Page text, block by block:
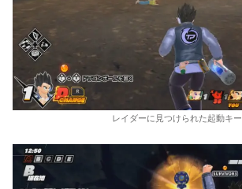
レイダーに見つけられた起動キー